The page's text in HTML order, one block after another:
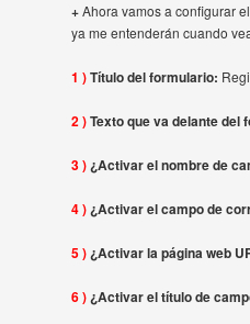
+Ahora vamos a configurar
ya me entenderán cuando
1 )Título del formulario:
2 )Texto que va delante del
3 )¿Activar el nombre de
4 )¿Activar el campo de
5 )¿Activar la página web
6 )¿Activar el título de